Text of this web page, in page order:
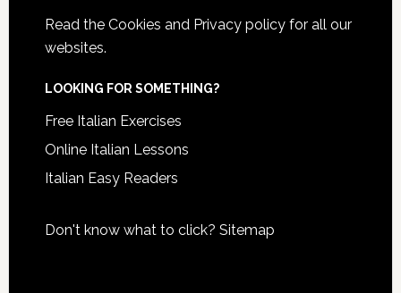
Read the Cookies and Privacy policyfor all our
websites.
LOOKING FOR SOMETHING?
Free Italian Exercises
Online Italian Lessons
Italian Easy Readers
Don't know what to click? Sitemap